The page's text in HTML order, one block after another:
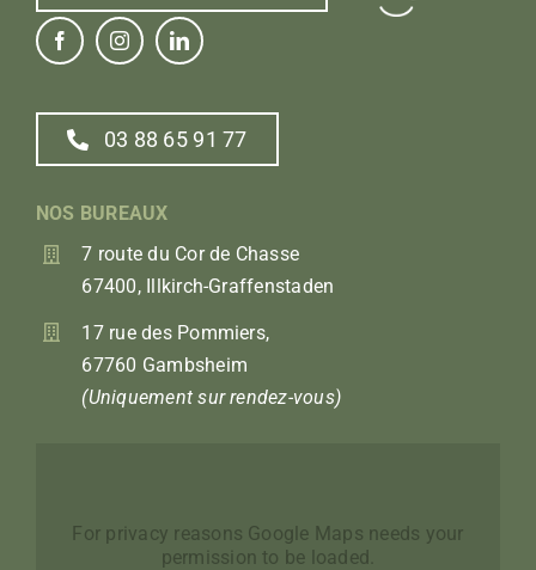
03 88 65 91 77
NOS BUREAUX
7 route du Cor de Chasse
67400, Illkirch-Graffenstaden
17 rue des Pommiers,
67760 Gambsheim
(Uniquement sur rendez-vous)
For privacy reasons Google Maps needs your
permission to be loaded.